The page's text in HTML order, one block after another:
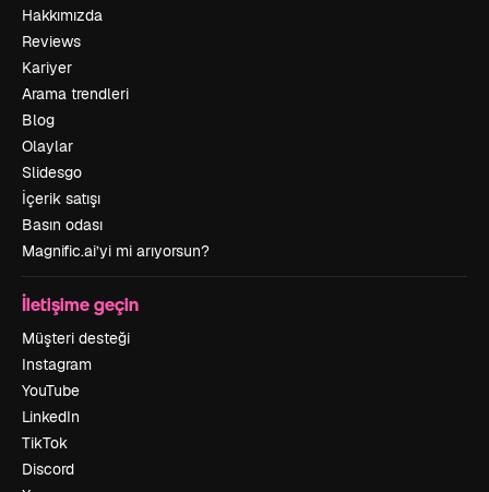
Hakkımızda
Reviews
Kariyer
Arama trendleri
Blog
Olaylar
Slidesgo
İçerik satışı
Basın odası
Magnific.ai’yi mi arıyorsun?
İletişime geçin
Müşteri desteği
Instagram
YouTube
LinkedIn
TikTok
Discord